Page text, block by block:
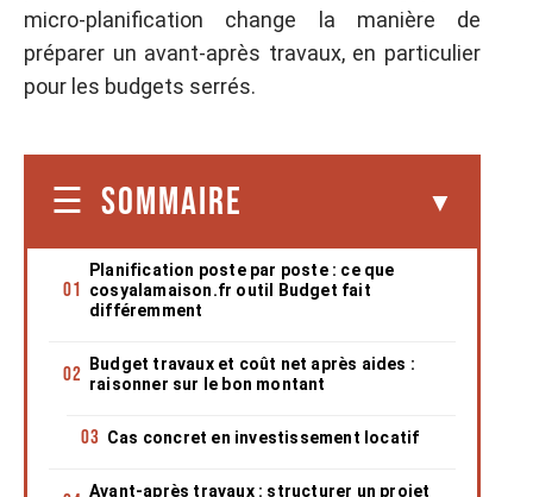
micro-planification change la manière de
préparer un avant-après travaux, en particulier
pour les budgets serrés.
SOMMAIRE
Planification poste par poste : ce que
cosyalamaison.fr outil Budget fait
différemment
Budget travaux et coût net après aides :
raisonner sur le bon montant
Cas concret en investissement locatif
Avant-après travaux : structurer un projet